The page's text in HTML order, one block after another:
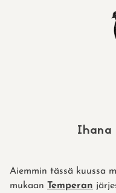
Ihana
Aiemmin tässä kuussa
mukaan Temperan